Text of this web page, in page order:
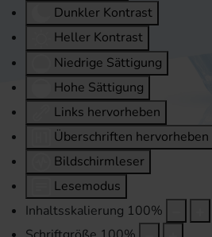
Dunkler Kontrast
Heller Kontrast
Niedrige Sättigung
Hohe Sättigung
Links hervorheben
Überschriften hervorheben
Bildschirmleser
Lesemodus
Inhaltsskalierung 100%